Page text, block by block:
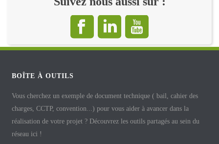
BOÎTE À OUTILS
Vous cherchez un exemple de document technique ( bail, cahier des
charges, CCTP, convention...) pour vous aider à avancer dans la
réalisation de votre projet ? Découvrez les outils partagés au sein du
réseau ici !